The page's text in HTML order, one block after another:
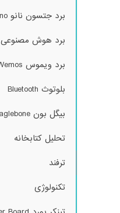
برد جتسون نانو Jetson Nano
برد هوش مصنوعی Sipeed
برد ویموس Wemos
بلوتوث Bluetooth
بیگل بون Beaglebone
تحلیل کتابخانه
ترفند
تکنولوژی